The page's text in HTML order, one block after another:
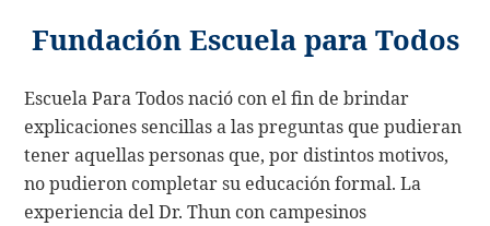
Fundación Escuela para Todos
Escuela Para Todos nació con el fin de brindar
explicaciones sencillas a las preguntas que pudieran
tener aquellas personas que, por distintos motivos,
no pudieron completar su educación formal. La
experiencia del Dr. Thun con campesinos